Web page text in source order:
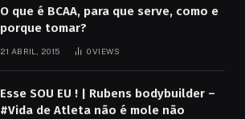
O que é BCAA, para que serve, como e
porque tomar?
21 ABRIL, 2015 0VIEWS
Esse SOU EU ! | Rubens bodybuilder –
#Vida de Atleta não é mole não